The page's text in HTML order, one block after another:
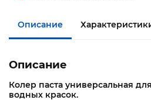
Описание
Описание
Колер паста универсальная
водных красок.